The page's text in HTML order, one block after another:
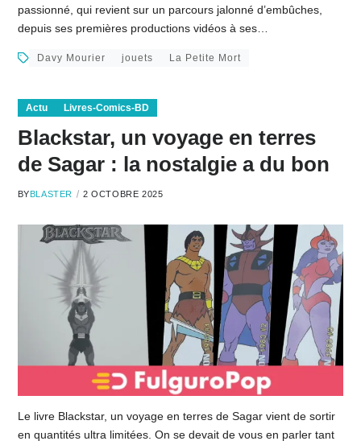
passionné, qui revient sur un parcours jalonné d’embûches,
depuis ses premières productions vidéos à ses…
Davy Mourier jouets La Petite Mort
Actu Livres-Comics-BD
Blackstar, un voyage en terres
de Sagar : la nostalgie a du bon
BYBLASTER 2 OCTOBRE 2025
Le livre Blackstar, un voyage en terres de Sagar vient de sortir
en quantités ultra limitées. On se devait de vous en parler tant